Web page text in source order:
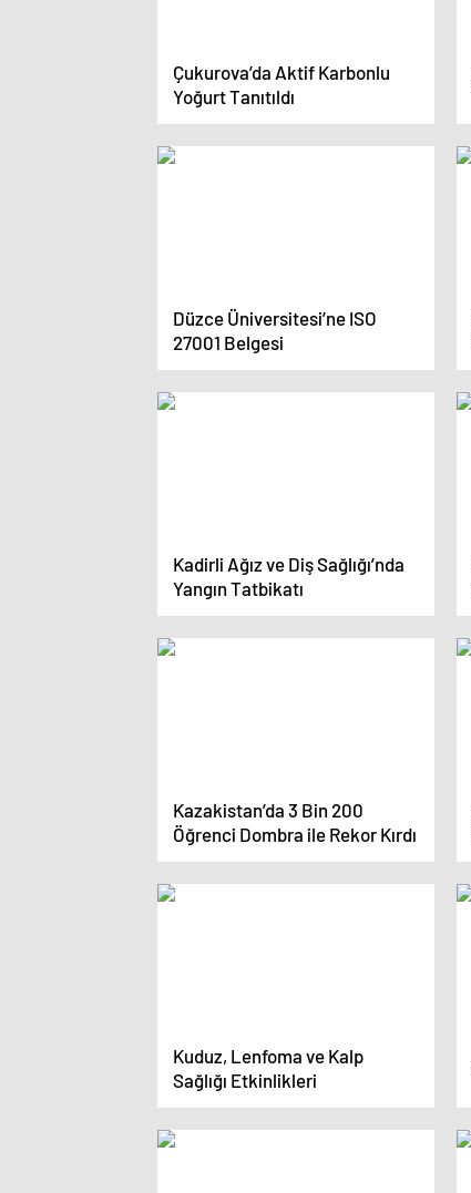
Çukurova’da Aktif Karbonlu
Yoğurt Tanıtıldı
Düzce Üniversitesi’ne ISO
27001 Belgesi
Kadirli Ağız ve Diş Sağlığı’nda
Yangın Tatbikatı
Kazakistan’da 3 Bin 200
Öğrenci Dombra ile Rekor Kırdı
Kuduz, Lenfoma ve Kalp
Sağlığı Etkinlikleri